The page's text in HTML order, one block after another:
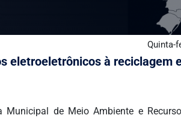
Quinta-
eletroeletrônicos à reciclagem
de Meio Ambiente e